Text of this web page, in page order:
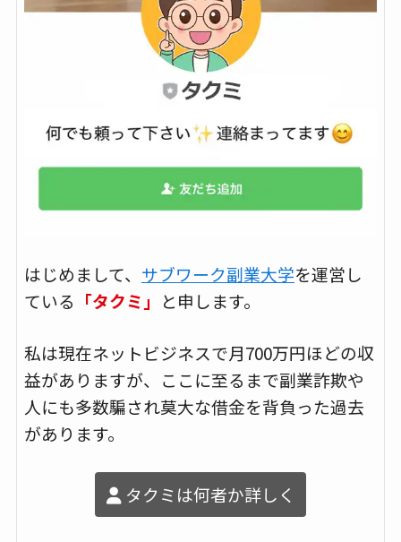
はじめまして、 サブワーク副業大学を運営し
ている 「タクミ」 と申します。
私は現在ネットビジネスで月700万円ほどの収
益がありますが、ここに至るまで副業詐欺や
人にも多数騙され莫大な借金を背負った過去
があります。
タクミは何者か詳しく